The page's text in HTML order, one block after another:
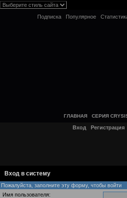
Подписка Популярное
ГЛАВНАЯ СЕРИЯ
Вход Регистрация
Вход в систему
Пожалуйста, заполните эту форму, чтобы войти
Имя пользователя: